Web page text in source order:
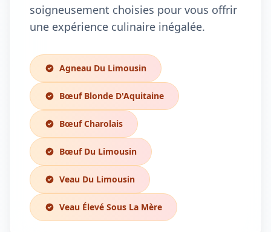
soigneusement choisies pour vous offrir
une expérience culinaire inégalée.
Agneau Du Limousin
Bœuf Blonde D'Aquitaine
Bœuf Charolais
Bœuf Du Limousin
Veau Du Limousin
Veau Élevé Sous La Mère